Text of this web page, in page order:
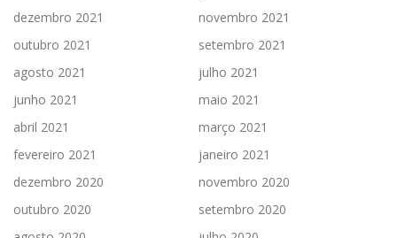
dezembro 2021
novembro 2021
outubro 2021
setembro 2021
agosto 2021
julho 2021
junho 2021
maio 2021
abril 2021
março 2021
fevereiro 2021
janeiro 2021
dezembro 2020
novembro 2020
outubro 2020
setembro 2020